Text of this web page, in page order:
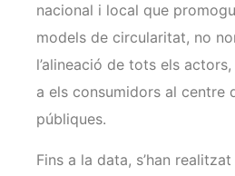
nacional i local que
models de circularitat, no
l’alineació de tots els
a els consumidors al centre
públiques.
Fins a la data, s’han